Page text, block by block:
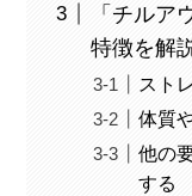
「チルア
特徴を解
スト
体質
他の
する